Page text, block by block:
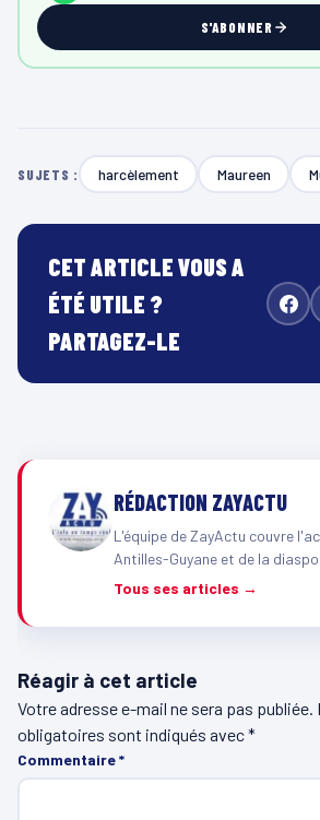
S'ABONNER
SUJETS : harcèlement Maureen
CET ARTICLE VOUS A
ÉTÉ UTILE ?
PARTAGEZ-LE
RÉDACTION ZAYACTU
L'équipe de ZayActu couvre
Antilles-Guyane et de la
Tous ses articles →
Réagir à cet article
Votre adresse e-mail ne sera pas publiée.
obligatoires sont indiqués avec*
Commentaire*